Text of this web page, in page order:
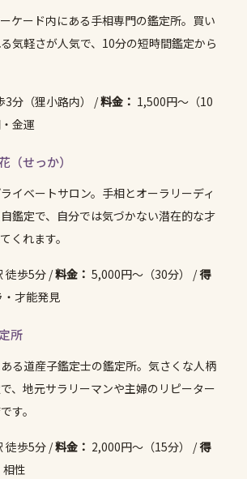
ケード内にある手相専門の鑑定所。買い
気軽さが人気で、10分の短時間鑑定から
3分（狸小路内） /料金： 1,500円〜（10
金運
（せっか）
イベートサロン。手相とオーラリーディ
鑑定で、自分では気づかない潜在的な才
くれます。
徒歩5分 /料金： 5,000円〜（30分） /得
才能発見
所
る道産子鑑定士の鑑定所。気さくな人柄
、地元サラリーマンや主婦のリピーター
す。
徒歩5分 /料金： 2,000円〜（15分） /得
性